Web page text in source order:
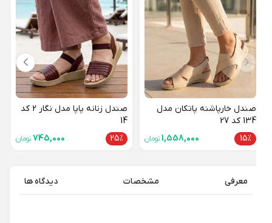
صندل خارپاشنه پاتکان مدل
15%
1,558,000تومان
صندل زنانه پاپا مدل نگار 2 کد
25%
745,000تومان
معرفی مشخصات دیدگاه ها